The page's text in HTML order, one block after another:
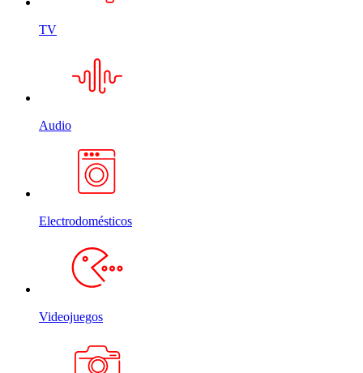
TV
Audio
Electrodomésticos
Videojuegos